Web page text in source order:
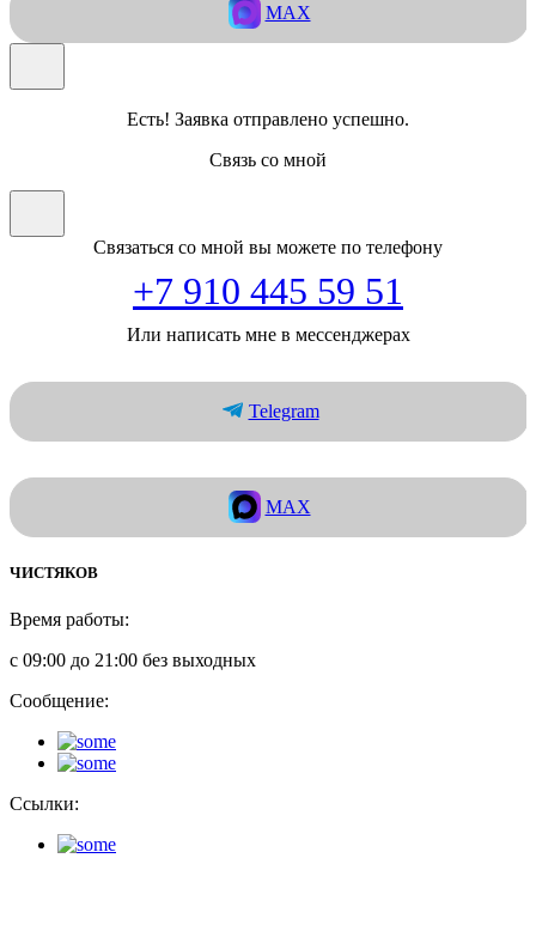
MAX
Есть! Заявка отправлено успешно.
Связь со мной
Связаться со мной вы можете по телефону
+7 910 445 59 51
Или написать мне в мессенджерах
Telegram
MAX
ЧИСТЯКОВ
Время работы:
с 09:00 до 21:00 без выходных
Сообщение:
Ссылки: